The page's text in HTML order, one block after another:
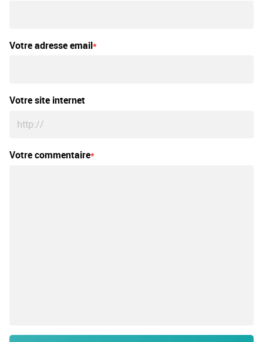
Votre adresse email
Votre site internet
Votre commentaire